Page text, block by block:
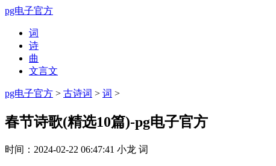
pg电子官方
词
诗
曲
文言文
pg电子官方 > 古诗词 > 词 >
春节诗歌(精选10篇)-pg电子官方
时间： 2024-02-22 06:47:41 小龙 词